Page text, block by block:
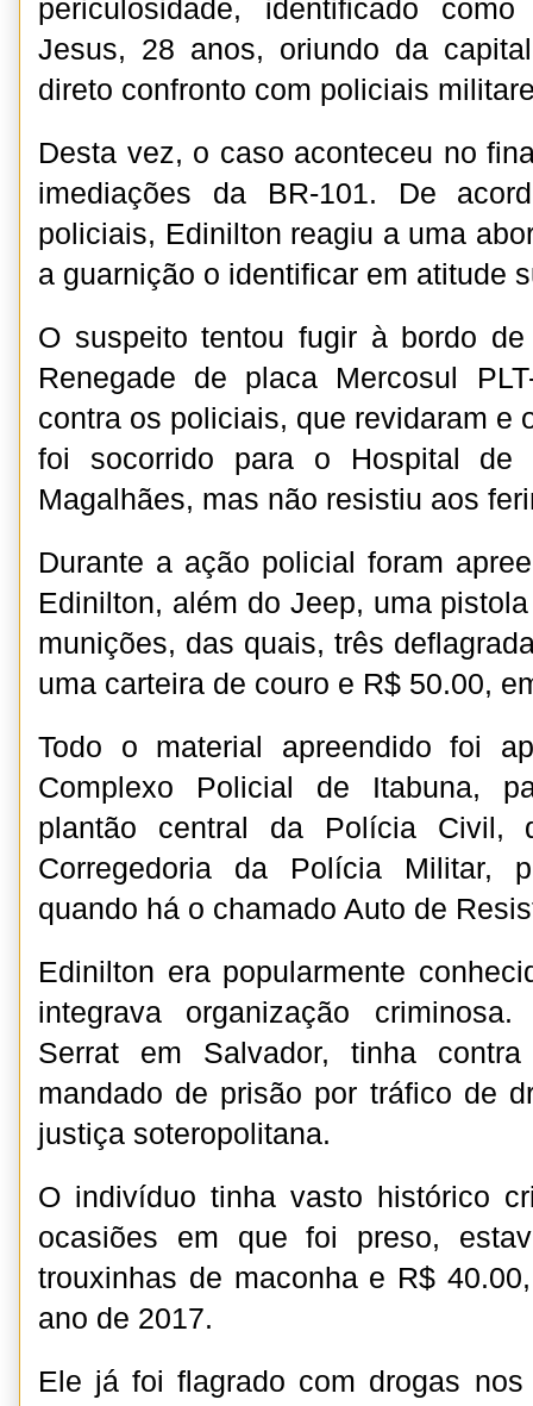
periculosidade, identificado
Jesus, 28 anos, oriundo da
direto confronto com policiais
Desta vez, o caso aconteceu no
imediações da BR-101. De
policiais, Edinilton reagiu a uma
a guarnição o identificar em atitude
O suspeito tentou fugir à bordo
Renegade de placa Mercosul
contra os policiais, que revidaram e
foi socorrido para o Hospital de
Magalhães, mas não resistiu aos
Durante a ação policial foram
Edinilton, além do Jeep, uma
munições, das quais, três
uma carteira de couro e R$ 50.00,
Todo o material apreendido foi
Complexo Policial de Itabuna,
plantão central da Polícia Civil,
Corregedoria da Polícia Militar,
quando há o chamado Auto de
Edinilton era popularmente
integrava organização
Serrat em Salvador, tinha
mandado de prisão por tráfico de
justiça soteropolitana.
O indivíduo tinha vasto histórico
ocasiões em que foi preso,
trouxinhas de maconha e R$
ano de 2017.
Ele já foi flagrado com drogas